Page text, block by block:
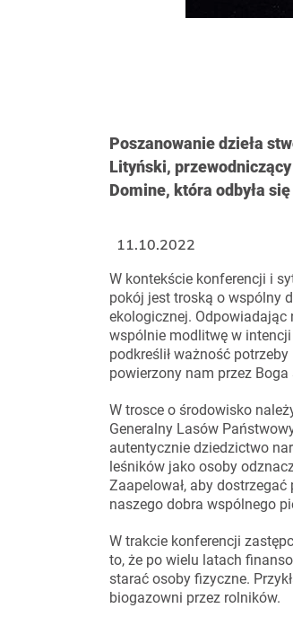
Poszanowanie dzieła
Lityński,
Domine, która odbyła
W kontekście konferencji i
pokój jest troską o wspólny
ekologicznej.
wspólnie modlitwę w
podkreślił ważność
powierzony nam przez Boga
W trosce o środowisko
Generalny Lasów
autentycznie dziedzictwo
leśników jako osoby
Zaapelował, aby
naszego dobra wspólnego
W trakcie konferencji
to, że po wielu latach
starać osoby fizyczne.
biogazowni przez rolników.
11.10.2022